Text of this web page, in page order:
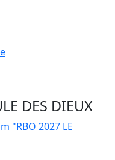
DES DIEUX
"RBO 2027 LE